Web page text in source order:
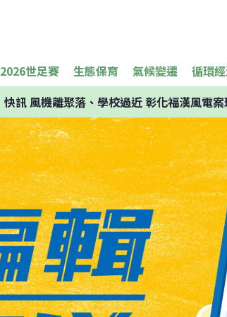
2026世足賽 生態保育 氣候變遷 循環
快訊風機離聚落、學校過近 彰化福漢風電